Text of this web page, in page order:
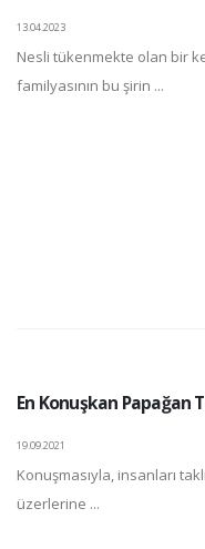
13.04.2023
Nesli tükenmekte olan bir
familyasının bu şirin ...
En Konuşkan Papağan
19.09.2021
Konuşmasıyla, insanları
üzerlerine ...